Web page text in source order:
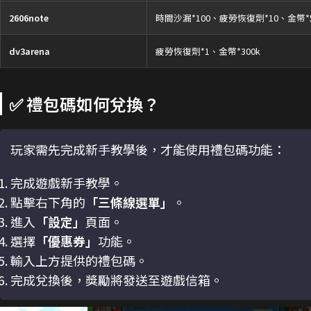
2606note 時間沙漏*100、疲勞恢復劑*10、金幣
dv3arena 疲勞恢復劑*1、金幣*300k
✅ 禮包碼如何兌換？
玩家需先完成新手教學後，才能使用禮包碼功能：
完成遊戲新手教學。
點擊右下角的 「三條線選單」
。
進入 「設定」 頁面。
選擇 「優惠券」 功能。
輸入上方提供的禮包碼。
完成兌換後，獎勵將發送至遊戲信箱。